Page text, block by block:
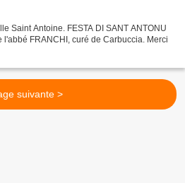
Saint Antoine. FESTA DI SANT ANTONU
l'abbé FRANCHI, curé de Carbuccia. Merci
suivante >